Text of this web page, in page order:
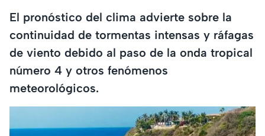
El pronóstico del clima advierte sobre la
continuidad de tormentas intensas y ráfagas
de viento debido al paso de la onda tropical
número 4 y otros fenómenos
meteorológicos.